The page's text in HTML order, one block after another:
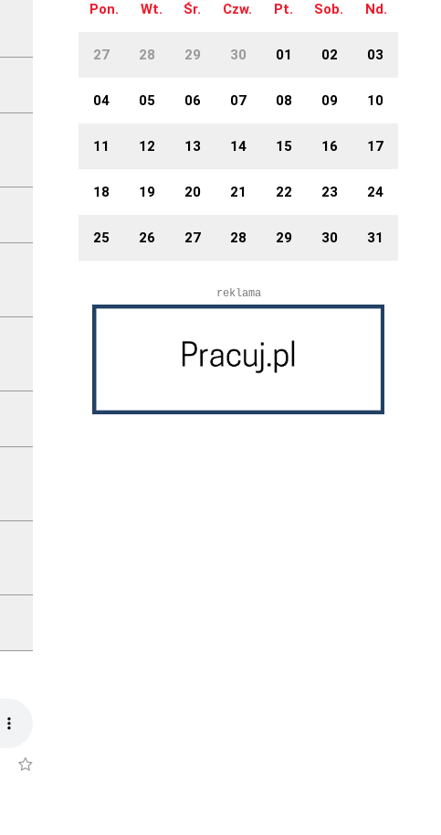
Pon. Wt. Śr. Czw. Pt. Sob. Nd.
27 28 29 30 01 02 03
04 05 06 07 08 09 10
11 12 13 14 15 16 17
18 19 20 21 22 23 24
25 26 27 28 29 30 31
reklama